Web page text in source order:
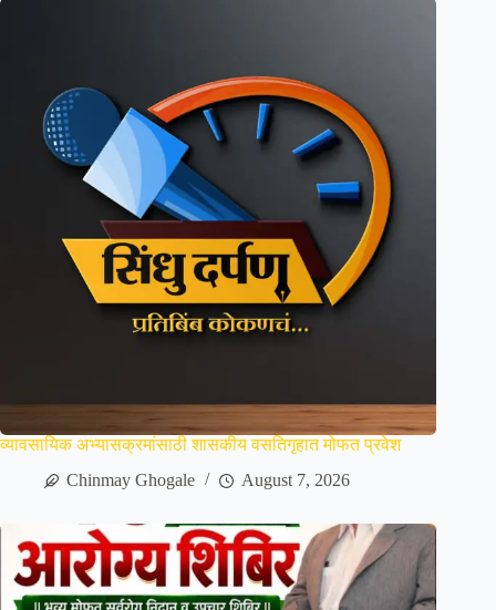
व्यावसायिक अभ्यासक्रमांसाठी शासकीय वसतिगृहात मोफत प्रवेश
Chinmay Ghogale
August 7, 2026